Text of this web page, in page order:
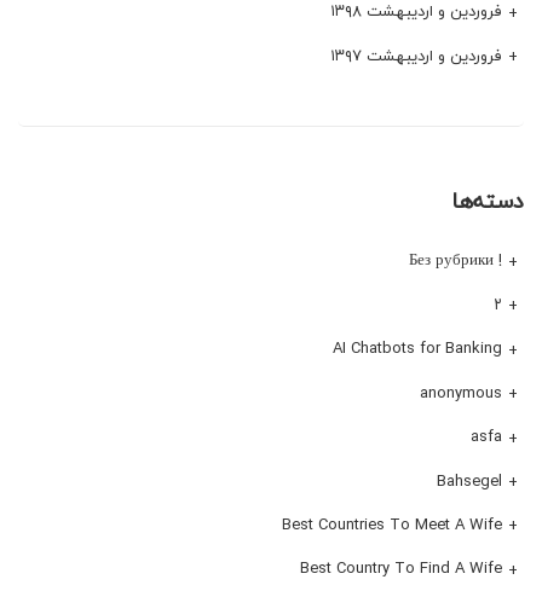
فروردین و اردیبهشت ۱۳۹۸
فروردین و اردیبهشت ۱۳۹۷
دسته‌ها
! Без рубрики
۲
AI Chatbots for Banking
anonymous
asfa
Bahsegel
Best Countries To Meet A Wife
Best Country To Find A Wife